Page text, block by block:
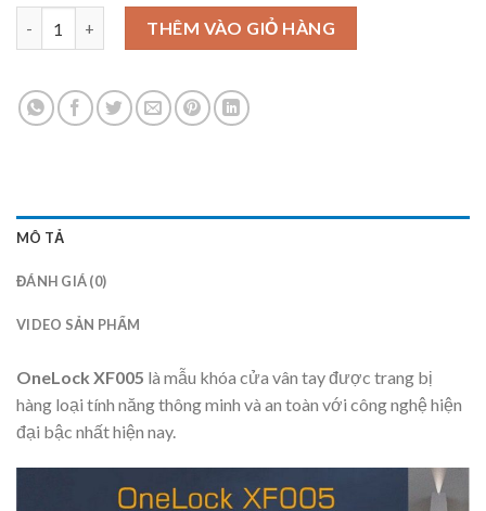
Khóa cửa thông minh OneLock XF005 số lượng
THÊM VÀO GIỎ HÀNG
MÔ TẢ
ĐÁNH GIÁ (0)
VIDEO SẢN PHẨM
OneLock XF005 là mẫu khóa cửa vân tay được trang bị
hàng loại tính năng thông minh và an toàn với công nghệ hiện
đại bậc nhất hiện nay.